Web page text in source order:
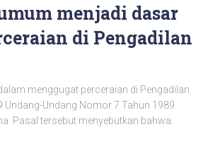
menjadi dasar
di Pengadilan
menggugat perceraian di Pengadilan
Undang-Undang Nomor 7 Tahun 1989
Pasal tersebut menyebutkan bahwa: